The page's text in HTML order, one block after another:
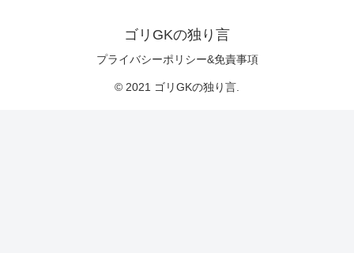
ゴリGKの独り言
プライバシーポリシー&免責事項
© 2021 ゴリGKの独り言.